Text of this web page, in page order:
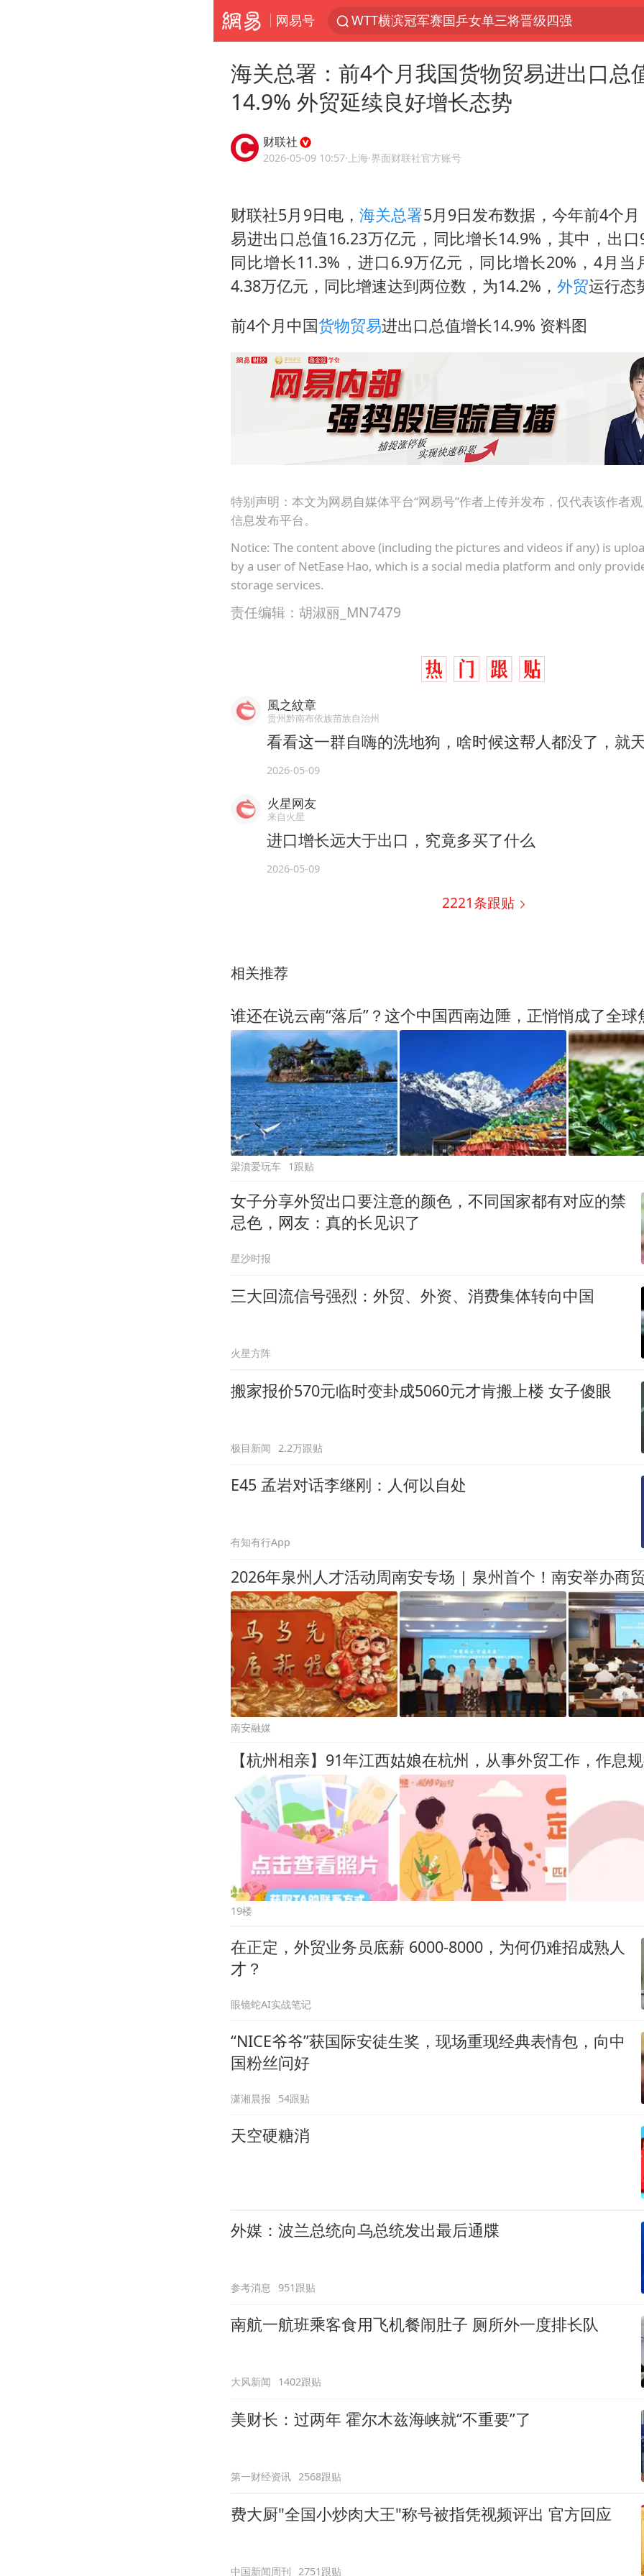
网易号
WTT横滨冠军赛国乒女单三将晋级四强
微信又有新功能，你可以“撤回”你的撤回了！
郑丽文：台湾从来没有“独立”过
新疆优化调整景区内自驾服务费
泰国初中生饮弹自尽前开了26枪
全民健身事业高质量发展
台当局重金为“台独”织“皇帝新衣”
几元成本的AI广告导致千万市值蒸发
老挝国会主席赛宋蓬逝世
茅台部分直营店飞天茅台提价
白海豚将正面袭击贯穿浙江
酒店回应车内过夜被收150元
黄金牛市回来了吗
酒店花洒现排泄物住客索赔遭拒
海关总署：前4个月我国货物贸易进出口总
14.9% 外贸延续良好增长态势
财联社
2026-05-09 10:57·上海·界面财联社官方账号
财联社5月9日电，海关总署5月9日发布数据，今年前4个
易进出口总值16.23万亿元，同比增长14.9%，其中，出
同比增长11.3%，进口6.9万亿元，同比增长20%，4月当
4.38万亿元，同比增速达到两位数，为14.2%， 外贸运行态
前4个月中国货物贸易进出口总值增长14.9% 资料图
特别声明：本文为网易自媒体平台“网易号”作者上传并发布，仅代表该作者
信息发布平台。
Notice: The content above (including the pictures and videos if any) is
by a user of NetEase Hao, which is a social media platform and only
storage services.
责任编辑：胡淑丽_MN7479
風之紋章
贵州黔南布依族苗族自治州
看看这一群自嗨的洗地狗，啥时候这帮人都没了，就
2026-05-09
火星网友
来自火星
进口增长远大于出口，究竟多买了什么
2026-05-09
2221条跟贴
相关推荐
谁还在说云南“落后”？这个中国西南边陲，正悄悄成了全球
梁濆爱玩车 1跟贴
女子分享外贸出口要注意的颜色，不同国家都有对应的禁
忌色，网友：真的长见识了
星沙时报
三大回流信号强烈：外贸、外资、消费集体转向中国
火星方阵
搬家报价570元临时变卦成5060元才肯搬上楼 女子傻眼
极目新闻 2.2万跟贴
E45 孟岩对话李继刚：人何以自处
有知有行App
南安融媒
19楼
在正定，外贸业务员底薪 6000-8000，为何仍难招成熟人
才？
眼镜蛇AI实战笔记
“NICE爷爷”获国际安徒生奖，现场重现经典表情包，向中
国粉丝问好
潇湘晨报 54跟贴
天空硬糖消
外媒：波兰总统向乌总统发出最后通牒
参考消息 951跟贴
南航一航班乘客食用飞机餐闹肚子 厕所外一度排长队
大风新闻 1402跟贴
美财长：过两年 霍尔木兹海峡就“不重要”了
第一财经资讯 2568跟贴
费大厨"全国小炒肉大王"称号被指凭视频评出 官方回应
中国新闻周刊 2751跟贴